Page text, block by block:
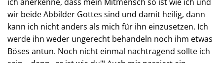
wir beide Abbilder Gottes sind und damit heilig, dann
kann ich nicht anders als mich für ihn einzusetzen. Ich
werde ihn weder ungerecht behandeln noch ihm etwas
Böses antun. Noch nicht einmal nachtragend sollte ich